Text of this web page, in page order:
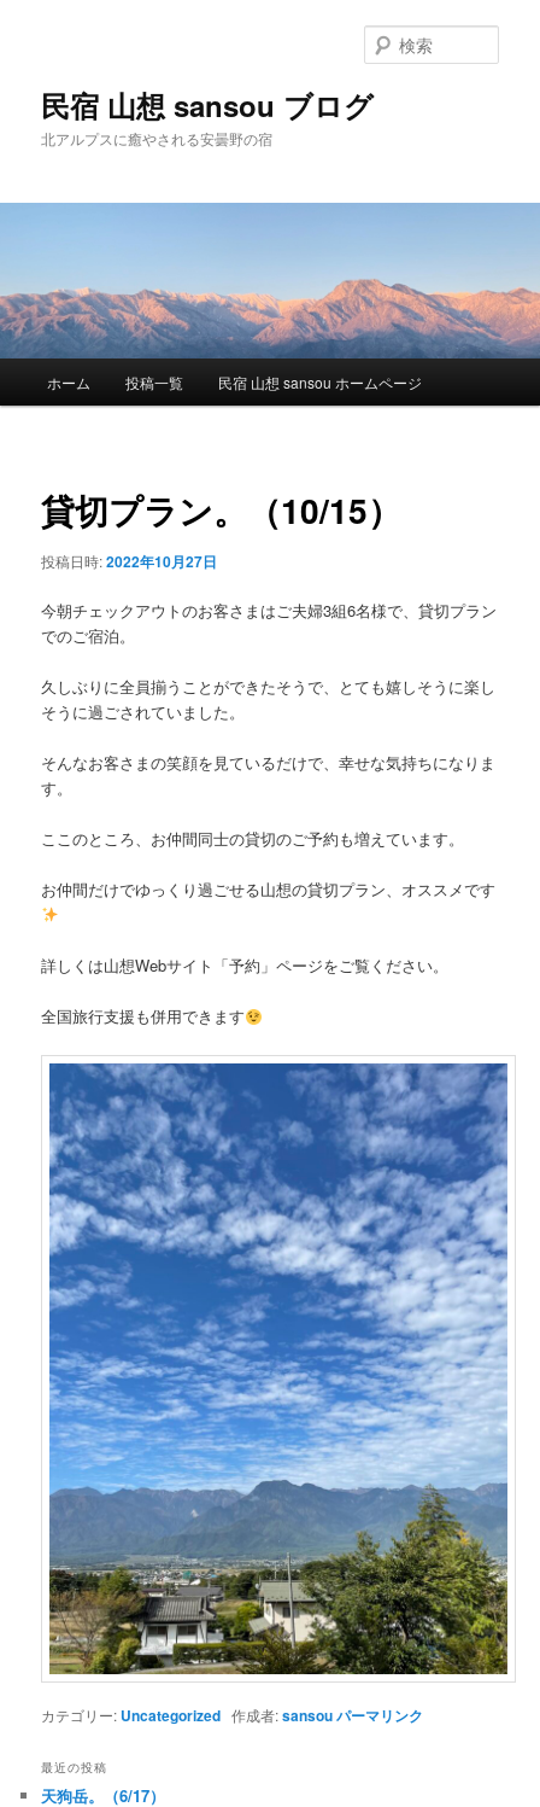
民宿 山想 sansou ブログ
北アルプスに癒やされる安曇野の宿
索
メ
ン
テ
ン
へ
移
動
ホーム 投稿一覧 民宿 山想 sansou ホームページ
貸切プラン。（10/15）
投稿日時:2022年10月27日
今朝チェックアウトのお客さまはご夫婦3組6名様で、貸切プラン
でのご宿泊。
久しぶりに全員揃うことができたそうで、とても嬉しそうに楽し
そうに過ごされていました。
そんなお客さまの笑顔を見ているだけで、幸せな気持ちになりま
す。
ここのところ、お仲間同士の貸切のご予約も増えています。
お仲間だけでゆっくり過ごせる山想の貸切プラン、オススメです
詳しくは山想Webサイト「予約」ページをご覧ください。
全国旅行支援も併用できます
カテゴリー: Uncategorized 作成者:sansouパーマリンク
最近の投稿
天狗岳。（6/17）